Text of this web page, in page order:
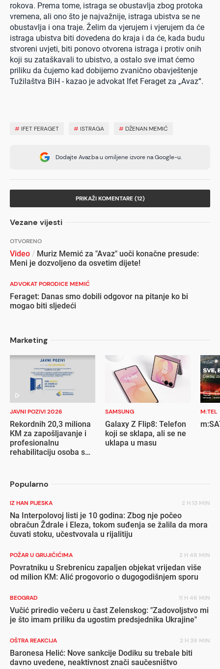
rokova. Prema tome, istraga se obustavlja zbog protoka
vremena, ali ono što je najvažnije, istraga ubistva se ne
obustavlja i ona traje. Želim da vjerujem i vjerujem da će
istraga ubistva biti dovedena do kraja i da će, kada budu
stvoreni uvjeti, biti ponovo otvorena istraga i protiv onih
koji su zataškavali to ubistvo, a ostalo sve imat ćemo
priliku da čujemo kad dobijemo zvanično obavještenje
Tužilaštva BiH - kazao je advokat Ifet Feraget za „Avaz“.
# IFET FERAGET # ISTRAGA # DŽENAN MEMIĆ
Dodajte Avaz.ba u omiljene izvore na Google-u.
PRIKAŽI KOMENTARE (12)
Vezane vijesti
OTVORENO
Video / Muriz Memić za "Avaz" uoči konačne presude:
Meni je dozvoljeno da osvetim dijete!
ADVOKAT PORODICE MEMIĆ
Feraget: Danas smo dobili odgovor na pitanje ko bi
mogao biti sljedeći
Marketing
JAVNI POZIVI 2026
Rekordnih 20,3 miliona
KM za zapošljavanje i
profesionalnu
rehabilitaciju osoba s
SAMSUNG
Galaxy Z Flip8: Telefon
koji se sklapa, ali se ne
uklapa u masu
M:TEL
Popularno
IZ HAN PIJESKA 2 H 13 MIN
Na Interpolovoj listi je 10 godina: Zbog nje počeo
obračun Ždrale i Eleza, tokom suđenja se žalila da mora
čuvati stoku, učestvovala u rijalitiju
POŽAR U GRUJIČIĆIMA 2 H 48 MIN
Povratniku u Srebrenicu zapaljen objekat vrijedan više
od milion KM: Alić progovorio o dugogodišnjem sporu
BEOGRAD 11 H 46 MIN
Vučić priredio večeru u čast Zelenskog: "Zadovoljstvo mi
je što imam priliku da ugostim predsjednika Ukrajine"
OŠTRA REAKCIJA 2 H 39 MIN
Baronesa Helić: Nove sankcije Dodiku su trebale biti
davno uvedene, neaktivnost znači saučesništvo